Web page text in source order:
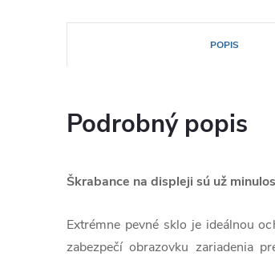
POPIS
Podrobný popis
Škrabance na displeji sú už
Extrémne pevné sklo je ideálnou
zabezpečí obrazovku zariadenia